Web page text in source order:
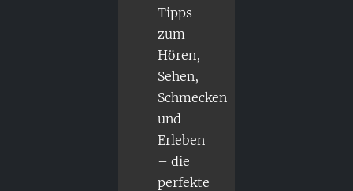
Tipps
zum
Hören,
Sehen,
Schmecken
und
Erleben
– die
perfekte